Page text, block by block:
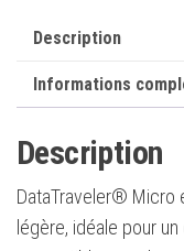
3.2
Ultra-
compacte
et
Description
Informations
Description
DataTraveler® Micro
légère, idéale pour